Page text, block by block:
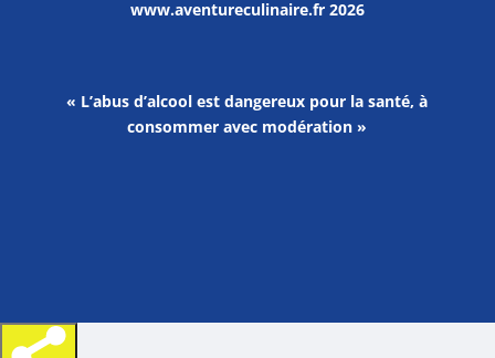
www.aventureculinaire.fr2026
« L’abus d’alcool est dangereux pour la santé, à
consommer avec modération »